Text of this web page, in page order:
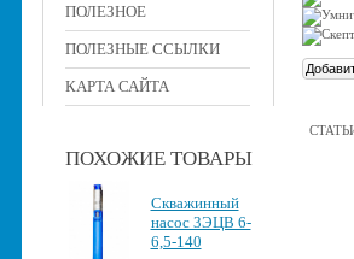
ПОЛЕЗНОЕ
ПОЛЕЗНЫЕ ССЫЛКИ
КАРТА САЙТА
ПОХОЖИЕ ТОВАРЫ
Скважинный
насос 3ЭЦВ 6-
6,5-140